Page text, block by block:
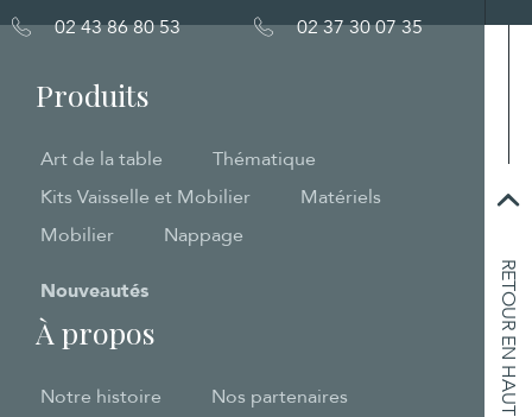
RETOUR EN HAUT
Produits
Art de la table
Thématique
Kits Vaisselle et Mobilier
Matériels
Mobilier
Nappage
Nouveautés
À propos
Notre histoire Nos partenaires
02 43 86 80 53
02 37 30 07 35